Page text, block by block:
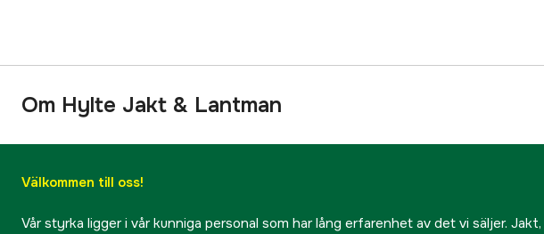
Om Hylte Jakt & Lantman
Välkommen till oss!
Vår styrka ligger i vår kunniga personal som har lång erfarenhet av det vi säljer. Jakt,